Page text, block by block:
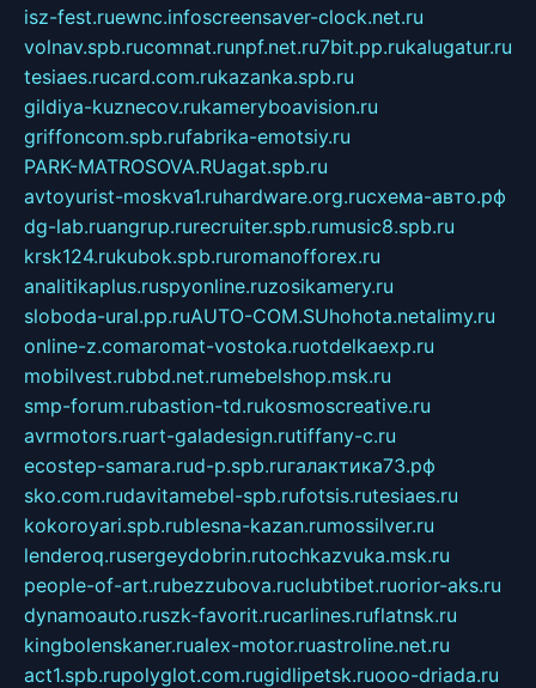
isz-fest.ruewnc.infoscreensaver-clock.net.ru
volnav.spb.rucomnat.runpf.net.ru7bit.pp.rukalugatur.ru
tesiaes.rucard.com.rukazanka.spb.ru
gildiya-kuznecov.rukameryboavision.ru
griffoncom.spb.rufabrika-emotsiy.ru
PARK-MATROSOVA.RUagat.spb.ru
avtoyurist-moskva1.ruhardware.org.ruсхема-авто.рф
dg-lab.ruangrup.rurecruiter.spb.rumusic8.spb.ru
krsk124.rukubok.spb.ruromanofforex.ru
analitikaplus.ruspyonline.ruzosikamery.ru
sloboda-ural.pp.ruAUTO-COM.SUhohota.netalimy.ru
online-z.comaromat-vostoka.ruotdelkaexp.ru
mobilvest.rubbd.net.rumebelshop.msk.ru
smp-forum.rubastion-td.rukosmoscreative.ru
avrmotors.ruart-galadesign.rutiffany-c.ru
ecostep-samara.rud-p.spb.ruгалактика73.рф
sko.com.rudavitamebel-spb.rufotsis.rutesiaes.ru
kokoroyari.spb.rublesna-kazan.rumossilver.ru
lenderoq.rusergeydobrin.rutochkazvuka.msk.ru
people-of-art.rubezzubova.ruclubtibet.ruorior-aks.ru
dynamoauto.ruszk-favorit.rucarlines.ruflatnsk.ru
kingbolenskaner.rualex-motor.ruastroline.net.ru
act1.spb.rupolyglot.com.rugidlipetsk.ruooo-driada.ru